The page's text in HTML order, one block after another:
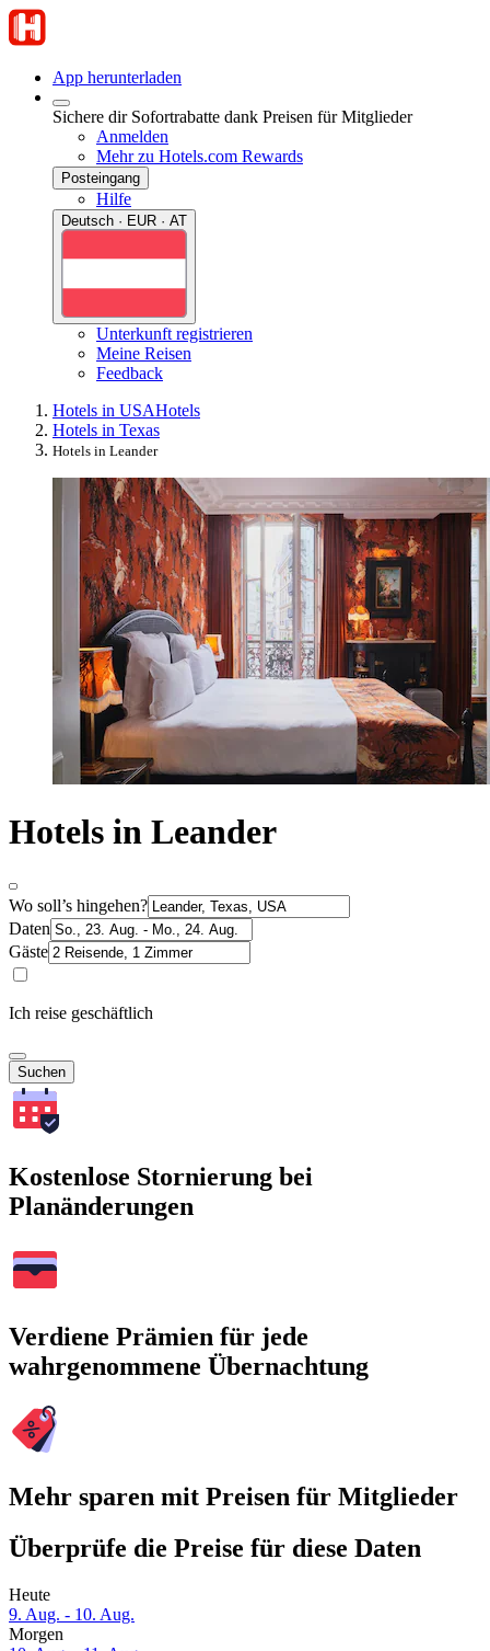
App herunterladen
Sichere dir Sofortrabatte dank Preisen für Mitglieder
Anmelden
Mehr zu Hotels.com Rewards
Posteingang
Hilfe
Deutsch · EUR · AT
Unterkunft registrieren
Meine Reisen
Feedback
Hotels in USAHotels
Hotels in Texas
Hotels in Leander
Hotels in Leander
Wo soll’s hingehen?
Daten
Gäste
Ich reise geschäftlich
Suchen
Kostenlose Stornierung bei
Planänderungen
Verdiene Prämien für jede
wahrgenommene Übernachtung
Mehr sparen mit Preisen für Mitglieder
Überprüfe die Preise für diese Daten
Heute
9. Aug. - 10. Aug.
Morgen